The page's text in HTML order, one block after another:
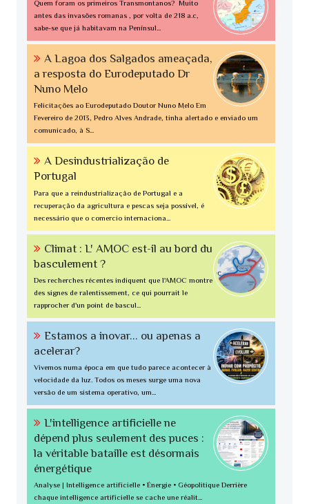
Quem foram os primeiros Transmontanos? Muito
antes das invasões romanas , por volta de 218 a.c,
sabe-se que já habitavam na Penínsul...
A Lagoa dos Salgados ameaçada,
a resposta do Eurodeputado Dr
Nuno Melo
Felicitações ao Eurodeputado Doutor Nuno Melo Em
Fevereiro de 2013, Pedro Alves Andrade, tinha alertado e enviado um
comunicado, à S...
A Desindustrialização de
Portugal
Para que a reindustrialização de Portugal e a
recuperação da agricultura e pescas seja possível, é
necessário que o comercio internaciona...
Climat : L' AMOC est-il au bord du
basculement ?
Des recherches récentes indiquent que l'AMOC montre
des signes de ralentissement, ce qui pourrait le
rapprocher d'un point de bascul...
Estamos a inovar... ou apenas a
acelerar?
Vivemos numa época em que tudo parece acontecer à
velocidade da luz. Todos os meses surge uma nova
versão de um sistema operativo, um...
L'intelligence artificielle ne
dépend plus seulement des puces :
la véritable bataille est désormais
énergétique
Analyse | Intelligence artificielle • Énergie • Géopolitique Derrière
chaque intelligence artificielle se cache une réalit...